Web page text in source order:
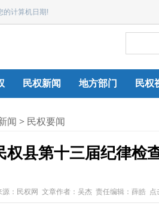
计算机日期!
民权新闻 地方部门 民权
闻 > 民权要闻
权县第十三届纪律检
源：民权网 文章作者：吴杰 责任编辑：薛皓 点